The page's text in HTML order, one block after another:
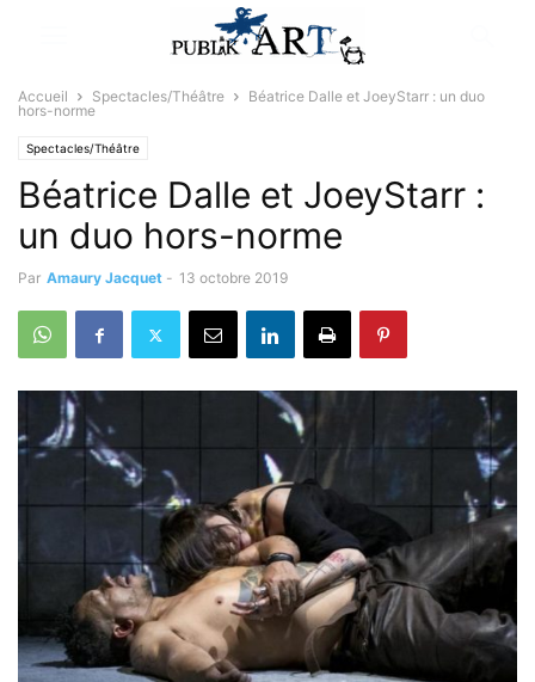
Accueil Spectacles/Théâtre
Béatrice Dalle et JoeyStarr : un duo
hors-norme
Spectacles/Théâtre
Béatrice Dalle et JoeyStarr :
un duo hors-norme
Par Amaury Jacquet - 13 octobre 2019